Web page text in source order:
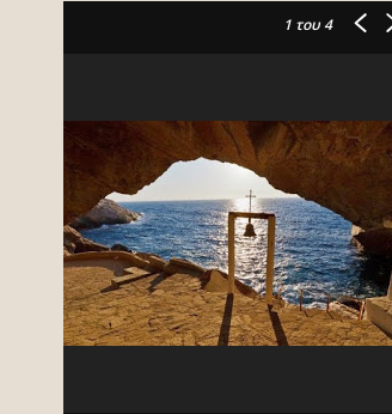
1 του 4